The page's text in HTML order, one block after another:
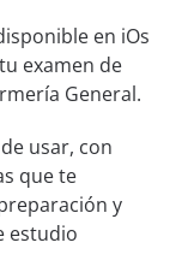
en iOs
examen de
General.
usar, con
que te
y
estudio